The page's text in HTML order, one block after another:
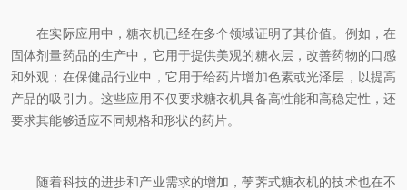
在实际应用中，糖衣机已经在多个领域证明了其价值。例如，在
固体剂量药品的生产中，它用于提供美观的糖衣层，改善药物的口感
和外观；在保健品行业中，它用于给药片增加色素或光泽层，以提高
产品的吸引力。这些应用不仅要求糖衣机具备高性能和高稳定性，还
要求其能够适应不同规格和形状的药片。
随着科技的进步和产业需求的增加，荸荠式糖衣机的技术也在不